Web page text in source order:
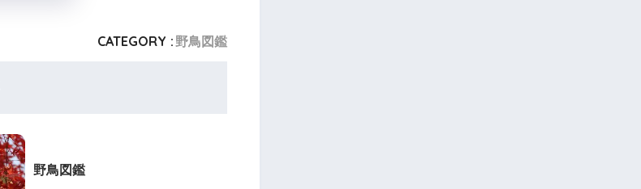
CATEGORY : 野鳥図鑑
野鳥図鑑